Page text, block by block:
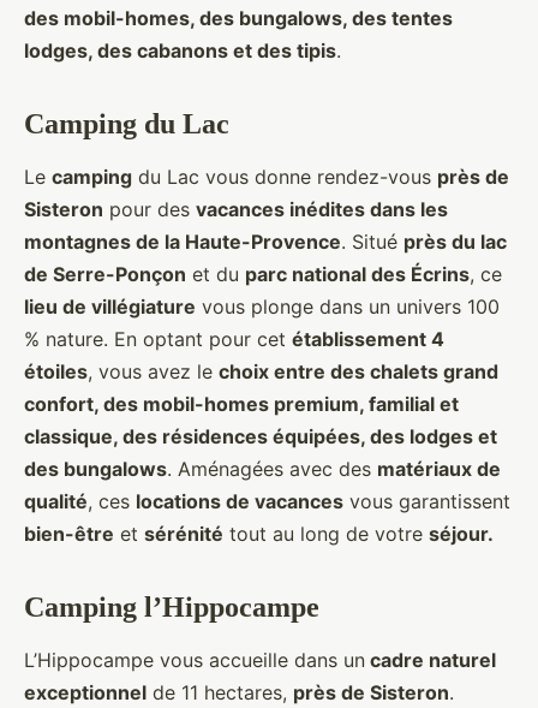
des mobil-homes, des bungalows, des tentes
lodges, des cabanons et des tipis.
Camping du Lac
Le camping du Lac vous donne rendez-vous près de
Sisteron pour des vacances inédites dans les
montagnes de la Haute-Provence. Situé près du lac
de Serre-Ponçon et du parc national des Écrins, ce
lieu de villégiature vous plonge dans un univers 100
% nature. En optant pour cet établissement 4
étoiles, vous avez le choix entre des chalets grand
confort, des mobil-homes premium, familial et
classique, des résidences équipées, des lodges et
des bungalows. Aménagées avec des matériaux de
qualité, ces locations de vacances vous garantissent
bien-être et sérénité tout au long de votre séjour.
Camping l’Hippocampe
L’Hippocampe vous accueille dans un cadre naturel
exceptionnel de 11 hectares, près de Sisteron.